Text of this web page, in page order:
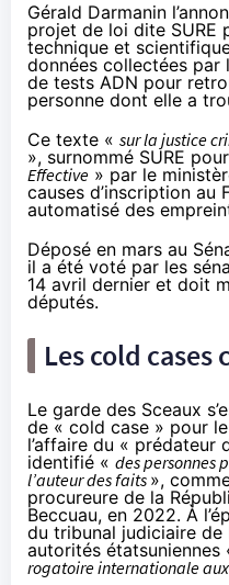
Gérald Darmanin
projet de loi dite SURE
technique et
données collectées par
de tests ADN pour
personne dont elle a
Ce texte « sur la justice
», surnommé SURE
Effective » par le
causes d’inscription au
automatisé des
Déposé en mars au
il a été voté par les
14 avril dernier et doit
députés.
Les cold
Le garde des Sceaux
de « cold case » pour le
l’affaire du « prédateur
identifié « des personnes
l’auteur des faits »,
procureure de la
Beccuau, en 2022. À
du tribunal judiciaire
autorités étatsuniennes
rogatoire internationale